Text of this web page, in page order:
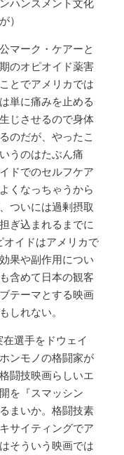
ハンスメント文化
）
マーク・ケアーと
のオピオイド薬害
とでアメリカでは
単に痛みを止める
じさせるので身体
のだが、やったこ
うのはたぶん痛
ドでのセルフケア
くなっちゃうから
ついには過剰摂取
ぎ込まれるまでに
イドはアメリカで
果や副作用につい
含めて日本の観客
テーマとする映画
しれない。
選手をドウェイ
ンモノの格闘家が
闘技映画らしいエ
を『スマッシン
まいか。格闘技素
サイティングでア
そういう映画では